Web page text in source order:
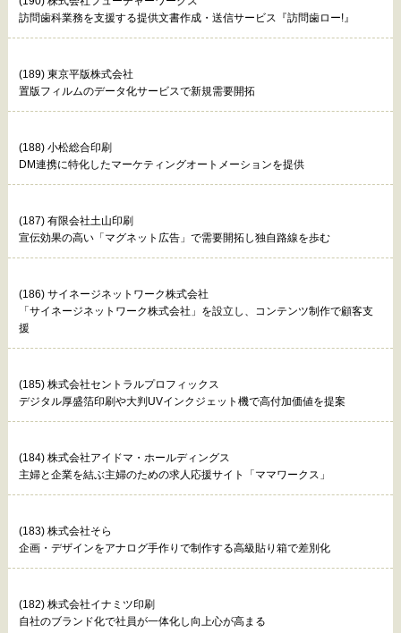
訪問歯科業務を支援する提供文書作成・送信サービス『訪問歯ロー!』
(189) 東京平版株式会社
置版フィルムのデータ化サービスで新規需要開拓
(188) 小松総合印刷
DM連携に特化したマーケティングオートメーションを提供
(187) 有限会社土山印刷
宣伝効果の高い「マグネット広告」で需要開拓し独自路線を歩む
(186) サイネージネットワーク株式会社
「サイネージネットワーク株式会社」を設立し、コンテンツ制作で顧客支
援
(185) 株式会社セントラルプロフィックス
デジタル厚盛箔印刷や大判UVインクジェット機で高付加価値を提案
(184) 株式会社アイドマ・ホールディングス
主婦と企業を結ぶ主婦のための求人応援サイト「ママワークス」
(183) 株式会社そら
企画・デザインをアナログ手作りで制作する高級貼り箱で差別化
(182) 株式会社イナミツ印刷
自社のブランド化で社員が一体化し向上心が高まる